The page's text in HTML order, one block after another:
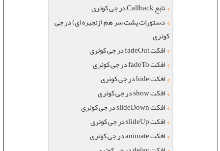
تابع Callback در جی کوئری
دستورات پشت سر هم (زنجیره ای) در جی
کوئری
افکت fadeOut در جی کوئری
افکت fadeTo در جی کوئری
افکت hide در جی کوئری
افکت show در جی کوئری
افکت slideDown در جی کوئری
افکت slideUp در جی کوئری
افکت animate در جی کوئری